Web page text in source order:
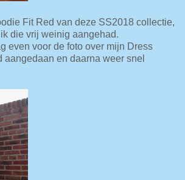
Fit Red van deze SS2018 collectie,
die vrij weinig aangehad.
even voor de foto over mijn Dress
aangedaan en daarna weer snel